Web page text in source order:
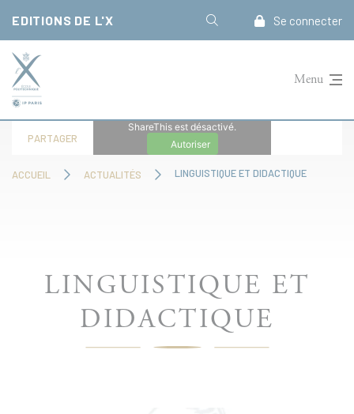
EDITIONS DE L'X Se connecter
Menu
ACCUEIL ACTUALITÉS LINGUISTIQUE ET DIDACTIQUE
PARTAGER
ShareThis est désactivé.
Autoriser
LINGUISTIQUE ET
DIDACTIQUE